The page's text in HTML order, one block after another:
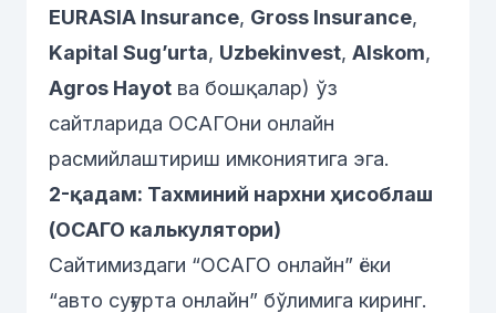
EURASIA Insurance, Gross Insurance,
Kapital Sug’urta, Uzbekinvest, Alskom,
Agros Hayot ва бошқалар) ўз
сайтларида ОСАГОни онлайн
расмийлаштириш имкониятига эга.
2-қадам: Тахминий нархни ҳисоблаш
(ОСАГО калькулятори)
Сайтимиздаги “ОСАГО онлайн” ёки
“авто суғурта онлайн” бўлимига киринг.